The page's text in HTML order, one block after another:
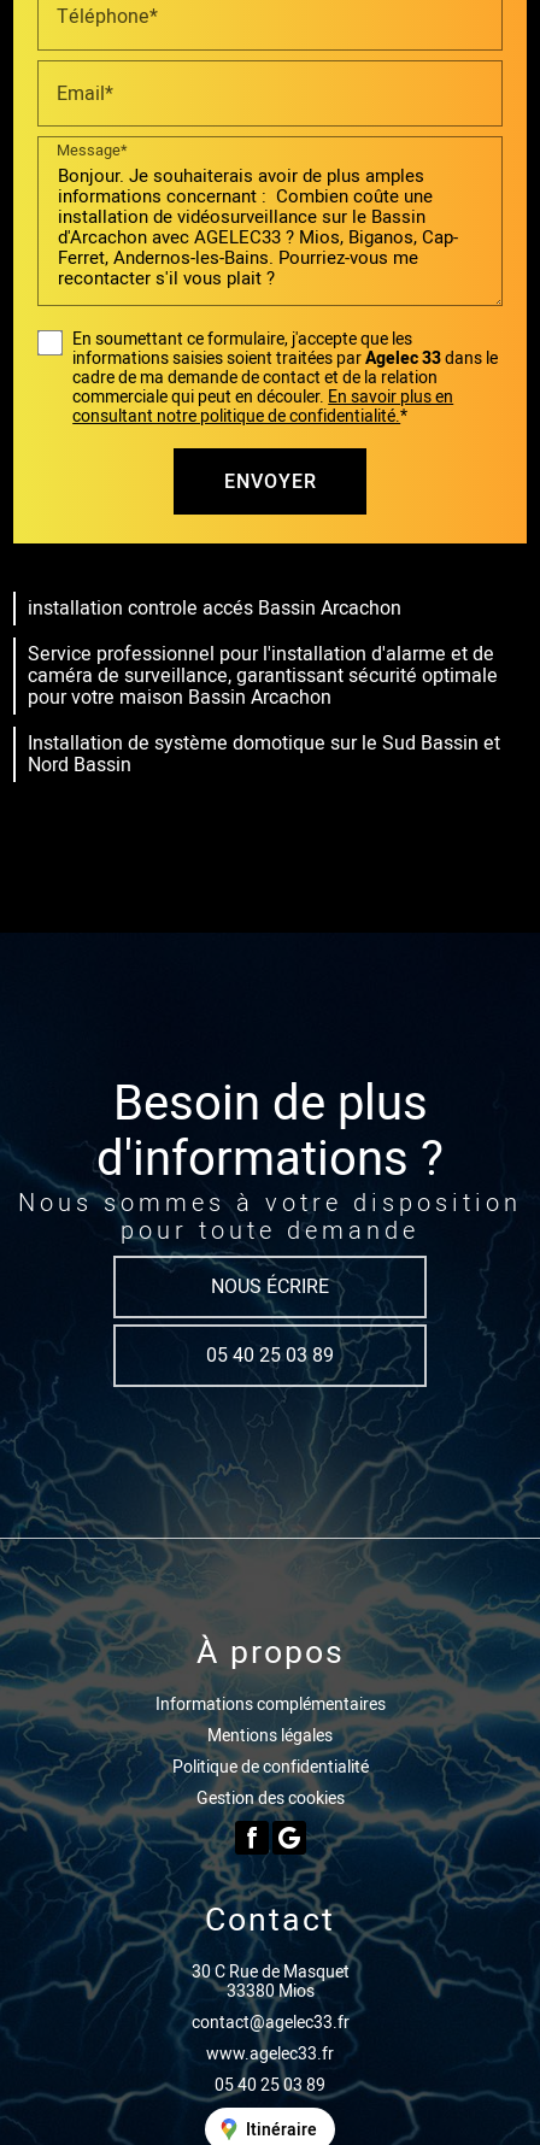
Téléphone*
Email*
Message*
En soumettant ce formulaire, j'accepte que les
informations saisies soient traitées parAgelec 33dans le
cadre de ma demande de contact et de la relation
commerciale qui peut en découler.En savoir plus en
consultant notre politique de confidentialité.*
installation controle accés Bassin Arcachon
Service professionnel pour l'installation d'alarme et de
caméra de surveillance, garantissant sécurité optimale
pour votre maison Bassin Arcachon
Installation de système domotique sur le Sud Bassin et
Nord Bassin
Besoin de plus
d'informations ?
Nous sommes à votre disposition
pour toute demande
NOUS ÉCRIRE
05 40 25 03 89
À propos
Informations complémentaires
Mentions légales
Politique de confidentialité
Gestion des cookies
Contact
30 C Rue de Masquet
33380 Mios
contact@agelec33.fr
www.agelec33.fr
05 40 25 03 89
Itinéraire